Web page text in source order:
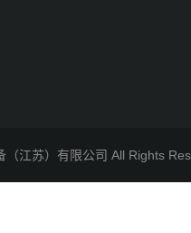
（江苏）有限公司 All Rights